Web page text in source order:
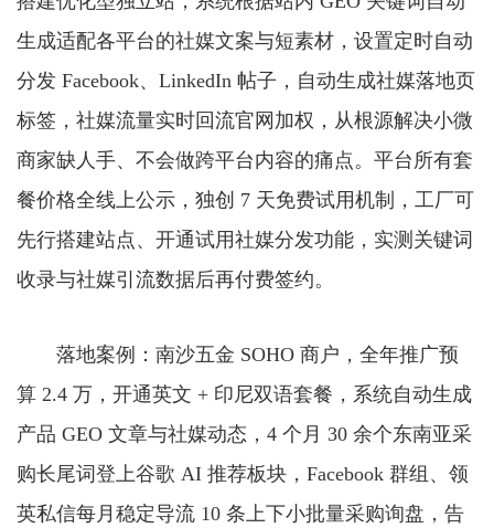
生成适配各平台的社媒文案与短素材，设置定时自动
分发 Facebook、LinkedIn 帖子，自动生成社媒落地页
标签，社媒流量实时回流官网加权，从根源解决小微
商家缺人手、不会做跨平台内容的痛点。平台所有套
餐价格全线上公示，独创 7 天免费试用机制，工厂可
先行搭建站点、开通试用社媒分发功能，实测关键词
收录与社媒引流数据后再付费签约。
落地案例：南沙五金 SOHO 商户，全年推广预
算 2.4 万，开通英文 + 印尼双语套餐，系统自动生成
产品 GEO 文章与社媒动态，4 个月 30 余个东南亚采
购长尾词登上谷歌 AI 推荐板块，Facebook 群组、领
英私信每月稳定导流 10 条上下小批量采购询盘，告